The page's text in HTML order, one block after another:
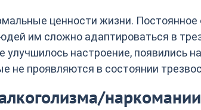
ценности жизни.
им сложно адаптироваться в
настроение, появились
не проявляются в состоянии
наркомании